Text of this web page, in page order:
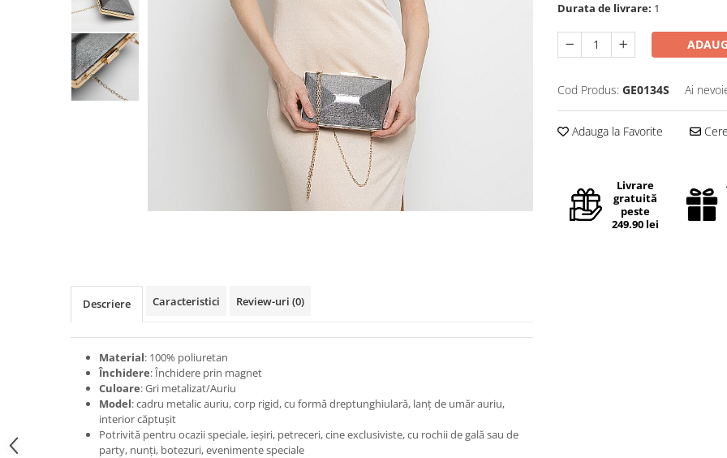
Durata de livrare: 1
Cod Produs: GE0134S Ai
Adauga la Favorite
Livrare
gratuită
peste
249.90 lei
Descriere Caracteristici Review-uri (0)
Material: 100% poliuretan
Închidere: Închidere prin magnet
Culoare: Gri metalizat/Auriu
Model: cadru metalic auriu, corp rigid, cu formă dreptunghiulară, lanț de umăr auriu,
interior căptușit
Potrivită pentru ocazii speciale, ieșiri, petreceri, cine exclusiviste, cu rochii de gală sau de
party, nunți, botezuri, evenimente speciale